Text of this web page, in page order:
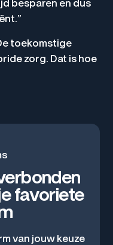
besparen en dus
toekomstige
zorg. Dat is hoe
favoriete
van jouw keuze